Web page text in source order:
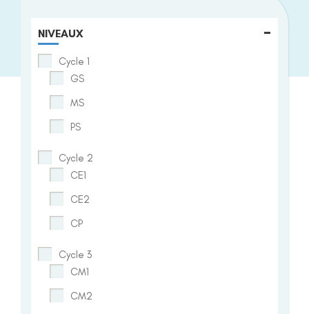
NIVEAUX -
Cycle 1
GS
MS
PS
Cycle 2
CE1
CE2
CP
Cycle 3
CM1
CM2